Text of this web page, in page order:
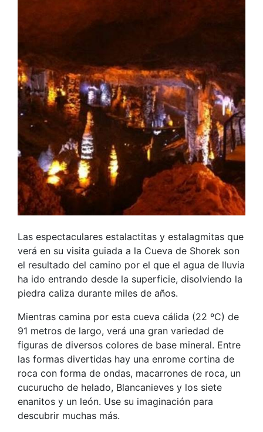
Las espectaculares estalactitas y estalagmitas que
verá en su visita guiada a la Cueva de Shorek son
el resultado del camino por el que el agua de lluvia
ha ido entrando desde la superficie, disolviendo la
piedra caliza durante miles de años.
Mientras camina por esta cueva cálida (22 ºC) de
91 metros de largo, verá una gran variedad de
figuras de diversos colores de base mineral. Entre
las formas divertidas hay una enrome cortina de
roca con forma de ondas, macarrones de roca, un
cucurucho de helado, Blancanieves y los siete
enanitos y un león. Use su imaginación para
descubrir muchas más.